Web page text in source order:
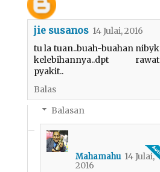
jie susanos 14 Julai, 2016
tu la tuan..buah-buahan nibyk
kelebihannya..dpt rawat
pyakit..
Balas
Balasan
Mahamahu 14 Julai,
2016